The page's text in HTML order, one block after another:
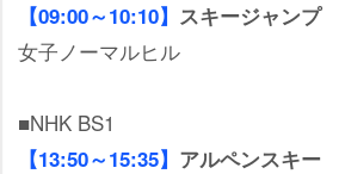
【09:00～10:10】 スキージャンプ
女子ノーマルヒル
■NHK BS1
【13:50～15:35】 アルペンスキー